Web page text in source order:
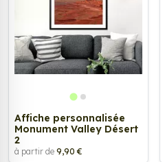
Affiche personnalisée
Monument Valley Désert
2
à partir de 9,90 €